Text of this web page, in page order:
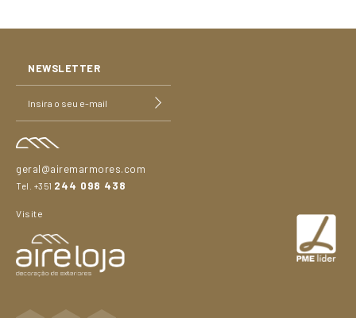
NEWSLETTER
geral@airemarmores.com
Tel. +351 244 098 438
Visite